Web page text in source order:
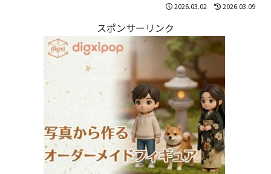
2026.03.02 2026.03.09
スポンサーリンク